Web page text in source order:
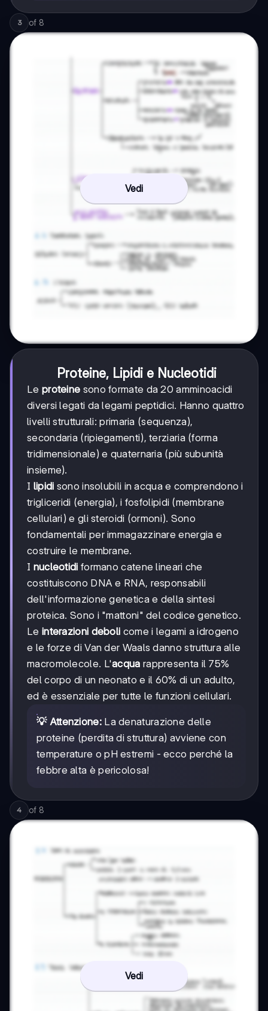
3 of 8
Vedi
Proteine, Lipidi e Nucleotidi
Le proteine sono formate da 20 amminoacidi
diversi legati da legami peptidici. Hanno quattro
livelli strutturali: primaria (sequenza),
secondaria (ripiegamenti), terziaria (forma
tridimensionale) e quaternaria (più subunità
insieme).
I lipidi sono insolubili in acqua e comprendono i
trigliceridi (energia), i fosfolipidi (membrane
cellulari) e gli steroidi (ormoni). Sono
fondamentali per immagazzinare energia e
costruire le membrane.
I nucleotidi formano catene lineari che
costituiscono DNA e RNA, responsabili
dell'informazione genetica e della sintesi
proteica. Sono i "mattoni" del codice genetico.
Le interazioni deboli come i legami a idrogeno
e le forze di Van der Waals danno struttura alle
macromolecole. L'acqua rappresenta il 75%
del corpo di un neonato e il 60% di un adulto,
ed è essenziale per tutte le funzioni cellulari.
💡 Attenzione:La denaturazione delle
proteine (perdita di struttura) avviene con
temperature o pH estremi - ecco perché la
febbre alta è pericolosa!
4 of 8
Vedi